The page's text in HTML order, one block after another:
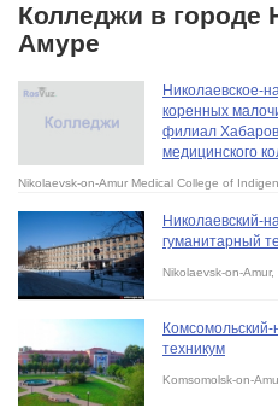
Колледжи в городе
Амуре
Николаевское-
коренных
филиал
медицинского
Nikolaevsk-on-Amur Medical College of
Николаевский-
гуманитарный
Nikolaevsk-on-
техникум
Komsomolsk-on-